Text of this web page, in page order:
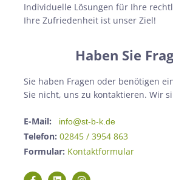
Individuelle Lösungen für Ihre
Ihre Zufriedenheit ist unser Ziel!
Haben Sie
Sie haben Fragen oder benötigen
Sie nicht, uns zu kontaktieren. Wir
E-Mail: info@st-b-k.de
Telefon: 02845 / 3954 863
Formular: Kontaktformular